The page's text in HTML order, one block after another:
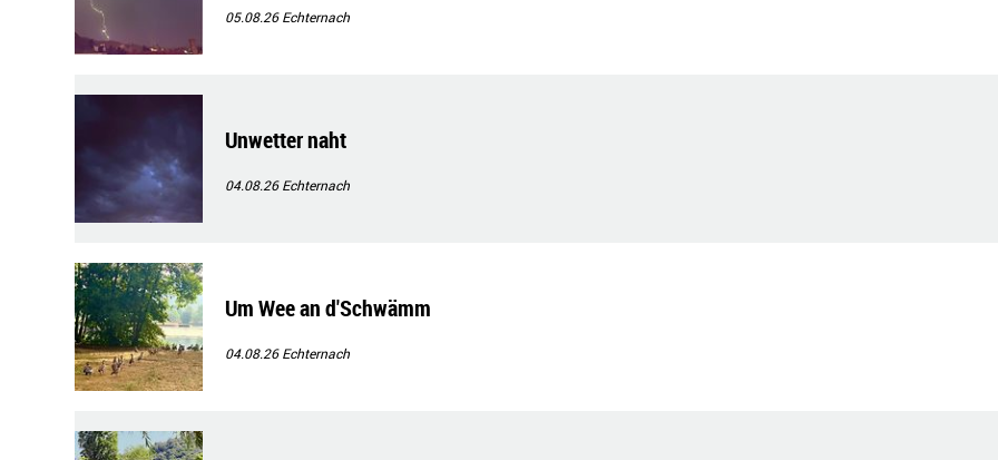
05.08.26Echternach
Unwetter naht
04.08.26Echternach
Um Wee an d'Schwämm
04.08.26Echternach